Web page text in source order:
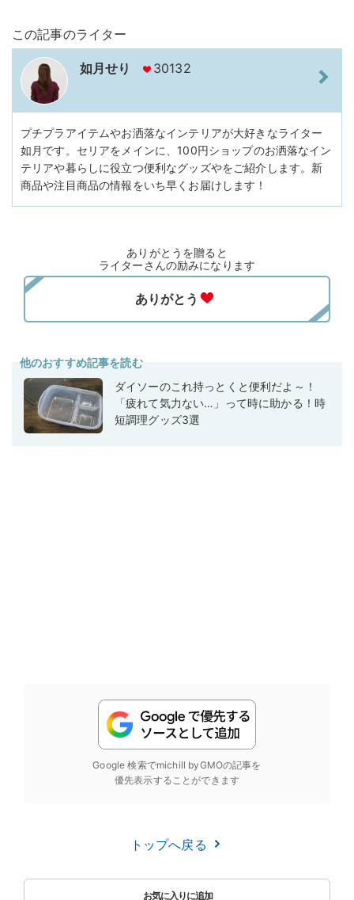
この記事のライター
如月せり 30132
プチプラアイテムやお洒落なインテリアが大好きなライター
如月です。セリアをメインに、100円ショップのお洒落なイン
テリアや暮らしに役立つ便利なグッズやをご紹介します。新
商品や注目商品の情報をいち早くお届けします！
ありがとうを贈ると
ライターさんの励みになります
他のおすすめ記事を読む
ダイソーのこれ持っとくと便利だよ～！
「疲れて気力ない…」って時に助かる！時
短調理グッズ3選
Google 検索でmichill byGMOの記事を
優先表示することができます
トップへ戻る